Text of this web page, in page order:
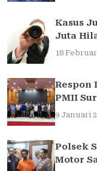
Kasus
Juta
18
Respon
PMII
9 Januari
Polsek
Motor